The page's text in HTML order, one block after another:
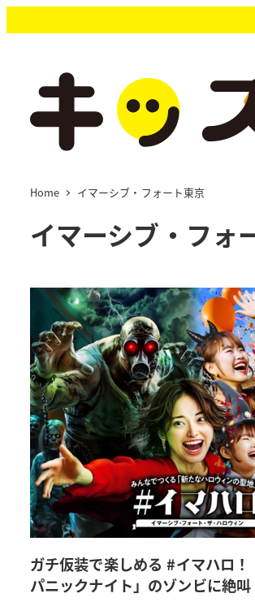
イ
Home イマーシブ・フォート東京
イマーシブ・フォ
ガチ仮装で楽しめる #イマハロ！
パニックナイト」のゾンビに絶